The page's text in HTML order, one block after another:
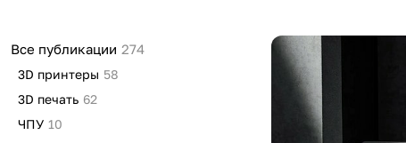
Все публикации 274
3D принтеры 58
3D печать 62
ЧПУ 10